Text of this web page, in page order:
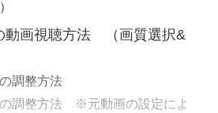
動画視聴方法 （画質選択&
調整方法
調整方法 ※元動画の設定によ